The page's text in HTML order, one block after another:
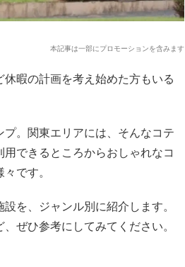
本記事は一部にプロモーションを含みます
暇の計画を考え始めた方もいる
。関東エリアには、そんなコテ
できるところからおしゃれなコ
です。
を、ジャンル別に紹介します。
ぜひ参考にしてみてください。